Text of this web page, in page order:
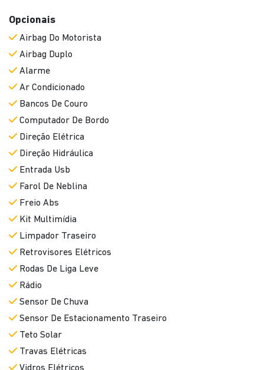
Opcionais
Airbag Do Motorista
Airbag Duplo
Alarme
Ar Condicionado
Bancos De Couro
Computador De Bordo
Direção Elétrica
Direção Hidráulica
Entrada Usb
Farol De Neblina
Freio Abs
Kit Multimídia
Limpador Traseiro
Retrovisores Elétricos
Rodas De Liga Leve
Rádio
Sensor De Chuva
Sensor De Estacionamento Traseiro
Teto Solar
Travas Elétricas